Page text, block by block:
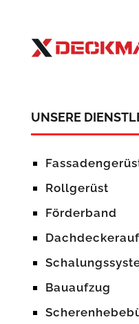
UNSERE
Rollgerüst
Förderband
Bauaufzug